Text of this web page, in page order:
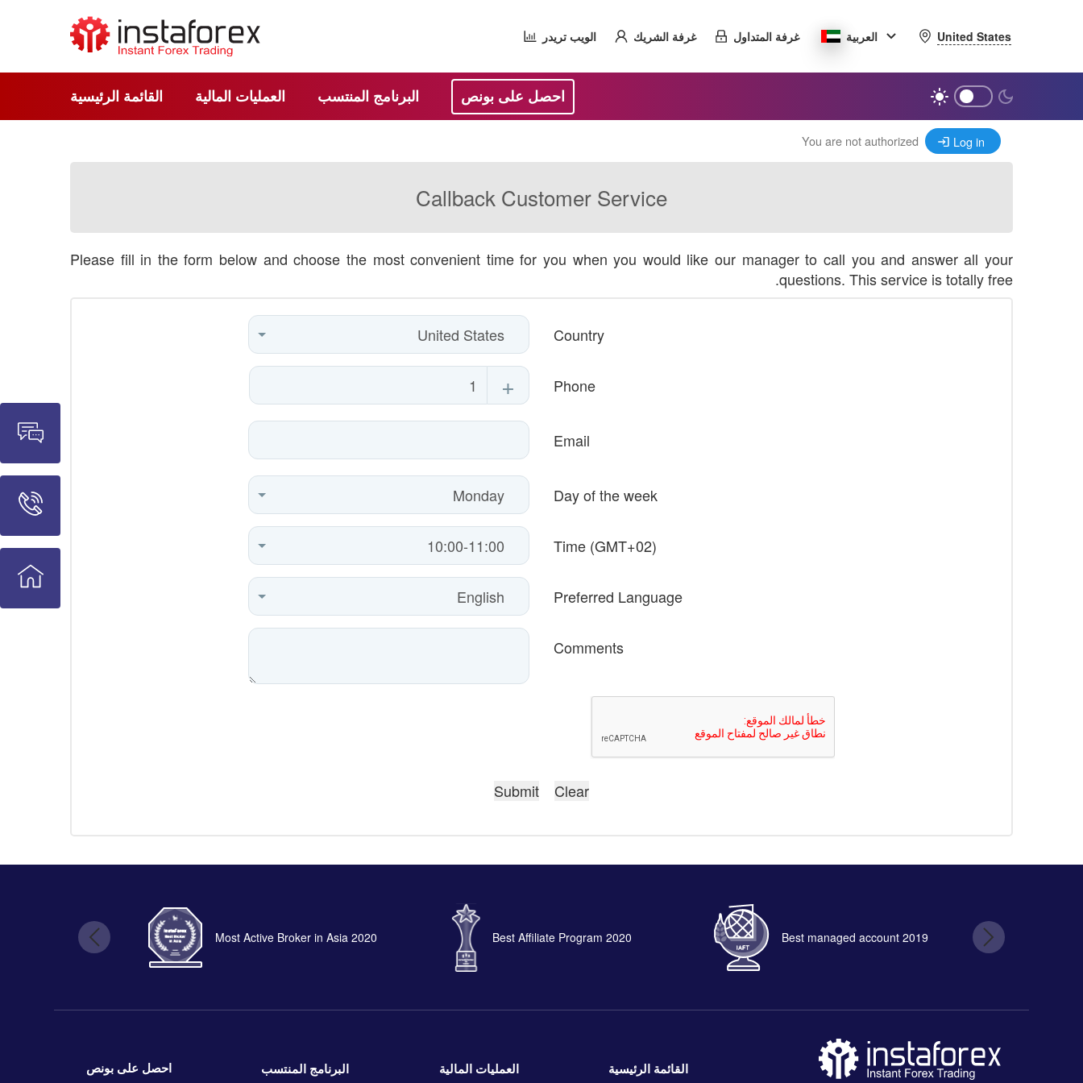
الويب تريدر غرفة الشريك غرفة المتداول العربية United States
القائمة الرئيسية العمليات المالية البرنامج المنتسب احصل على بونص
You are not authorized Log in
Callback Customer Service
Please fill in the form below and choose the most convenient time for you when you would like our manager to call you and answer all your
questions. This service is totally free.
Country
Phone
+
Email
Day of the week
Time (GMT+02)
Preferred Language
Comments
Most Active Broker in Asia 2020 Best Affiliate Program 2020 Best managed account 2019
القائمة الرئيسية العمليات المالية البرنامج المنتسب احصل على بونص